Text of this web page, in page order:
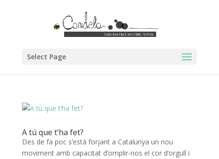
Select Page
A tú que t’ha fet?
Des de fa poc s’està forjant a Catalunya un nou
moviment amb capacitat d’omplir-nos el cor d’orgull i